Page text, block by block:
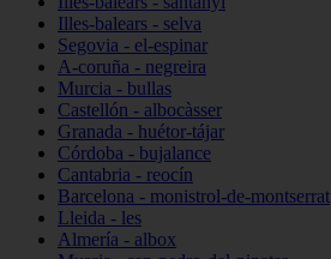
Illes-balears - selva
Segovia - el-espinar
A-coruña - negreira
Murcia - bullas
Castellón - albocàsser
Granada - huétor-tájar
Córdoba - bujalance
Cantabria - reocín
Barcelona - monistrol-de-montserrat
Lleida - les
Almería - albox